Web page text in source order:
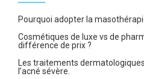
Pourquoi adopter la
Cosmétiques de luxe vs de
différence de prix ?
Les traitements
l’acné sévère.